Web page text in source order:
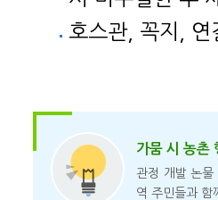
호스관, 꼭지, 연
가뭄 시 농촌
관정 개발 논
역 주민들과 함